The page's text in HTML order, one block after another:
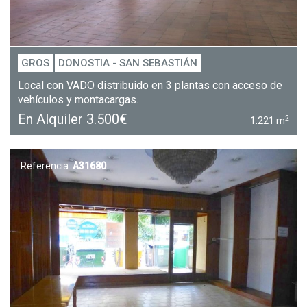
GROS DONOSTIA - SAN SEBASTIÁN
Local con VADO distribuido en 3 plantas con acceso de
vehículos y montacargas.
En Alquiler 3.500€ 1.221 m2
Referencia:A31680